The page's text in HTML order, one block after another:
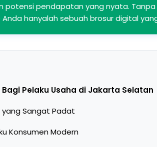
potensi pendapatan yang nyata.
hanyalah sebuah brosur digital
Pelaku Usaha di Jakarta Selatan
yang Sangat Padat
Konsumen Modern